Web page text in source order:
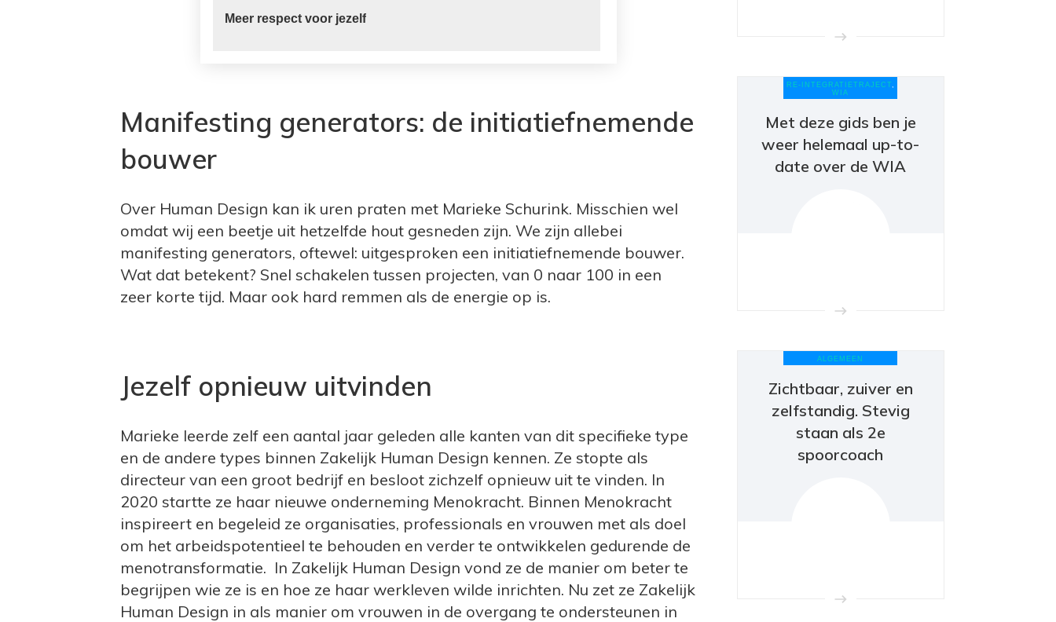
Meer respect voor jezelf
Manifesting generators: de initiatiefnemende
bouwer
Over Human Design kan ik uren praten met Marieke Schurink. Misschien wel
omdat wij een beetje uit hetzelfde hout gesneden zijn. We zijn allebei
manifesting generators, oftewel: uitgesproken een initiatiefnemende bouwer.
Wat dat betekent? Snel schakelen tussen projecten, van 0 naar 100 in een
zeer korte tijd. Maar ook hard remmen als de energie op is.
Jezelf opnieuw uitvinden
Marieke leerde zelf een aantal jaar geleden alle kanten van dit specifieke type
en de andere types binnen Zakelijk Human Design kennen. Ze stopte als
directeur van een groot bedrijf en besloot zichzelf opnieuw uit te vinden. In
2020 startte ze haar nieuwe onderneming Menokracht. Binnen Menokracht
inspireert en begeleid ze organisaties, professionals en vrouwen met als doel
om het arbeidspotentieel te behouden en verder te ontwikkelen gedurende de
menotransformatie. In Zakelijk Human Design vond ze de manier om beter te
begrijpen wie ze is en hoe ze haar werkleven wilde inrichten. Nu zet ze Zakelijk
Human Design in als manier om vrouwen in de overgang te ondersteunen in
RE-INTEGRATIETRAJECT,
WIA
Met deze gids ben je
weer helemaal up-to-
date over de WIA
ALGEMEEN
Zichtbaar, zuiver en
zelfstandig. Stevig
staan als 2e
spoorcoach